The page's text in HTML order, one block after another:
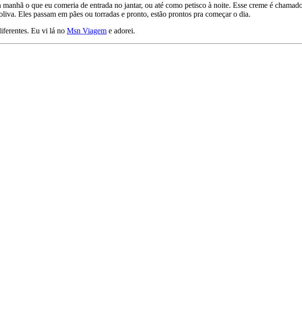
o que eu comeria de entrada no jantar, ou até como petisco à noite. Esse creme é
Eles passam em pães ou torradas e pronto, estão prontos pra começar o dia.
Eu vi lá no Msn Viagem e adorei.